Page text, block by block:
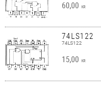
60,00 KR
74LS122
74LS122
15,00 KR